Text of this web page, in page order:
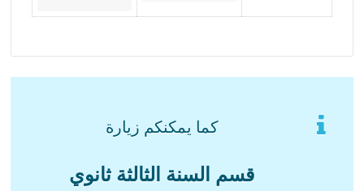
كما يمكنكم زيارة
قسم السنة الثالثة ثانوي